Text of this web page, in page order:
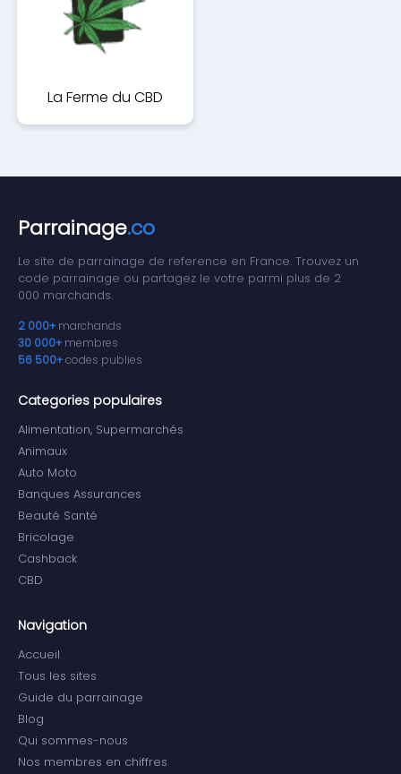
La Ferme du CBD
Parrainage.co
Le site de parrainage de reference en France. Trouvez un
code parrainage ou partagez le votre parmi plus de 2
000 marchands.
2 000+ marchands
30 000+ membres
56 500+codes publies
Categories populaires
Alimentation, Supermarchés
Animaux
Auto Moto
Banques Assurances
Beauté Santé
Bricolage
Cashback
CBD
Navigation
Accueil
Tous les sites
Guide du parrainage
Blog
Qui sommes-nous
Nos membres en chiffres